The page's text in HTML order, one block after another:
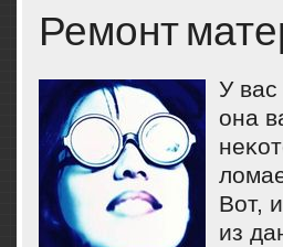
Ремонт
У
она
Вот,
из